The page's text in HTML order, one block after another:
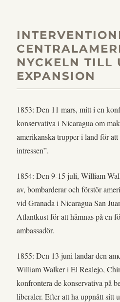
NYCKELN TILL
EXPANSION
1853: Den 11 mars, mitt i en
konservativa i Nicaragua om
amerikanska trupper i land för
intressen”.
1854: Den 9-15 juli, William
av, bombarderar och förstör
vid Granada i Nicaragua San
Atlantkust för att hämnas på en
ambassadör.
1855: Den 13 juni landar den
William Walker i El Realejo,
konfrontera de konservativa på
liberaler. Efter att ha uppnått sitt